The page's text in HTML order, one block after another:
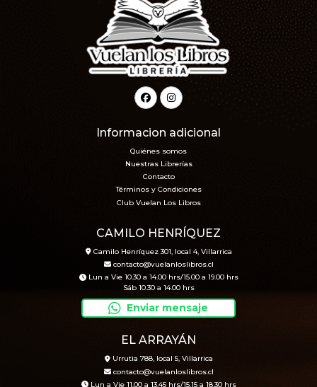
Informacion adicional
Quiénes somos
Nuestras Librerías
Contacto
Términos y Condiciones
Club Vuelan Los Libros
CAMILO HENRÍQUEZ
Camilo Henríquez 301, local 4, Villarrica
contacto@vuelanloslibros.cl
Lun a Vie 10.30 a 14.00 hrs/15.00 a 19.00 hrs
Sáb 10.30 a 14.00 hrs
Enviar mensaje
EL ARRAYÁN
Urrutia 788, local 5, Villarrica
contacto@vuelanloslibros.cl
Lun a Vie 11.00 a 13.45 hrs/15.15 a 18.30 hrs